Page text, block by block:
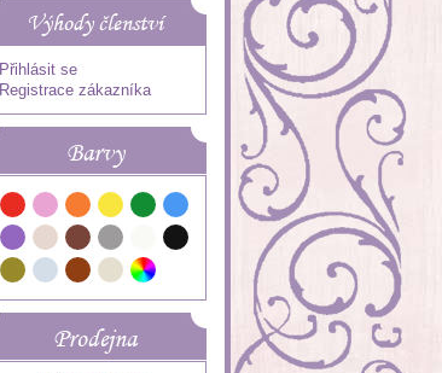
Výhody členství
Přihlásit se
Registrace zákazníka
Barvy
Prodejna